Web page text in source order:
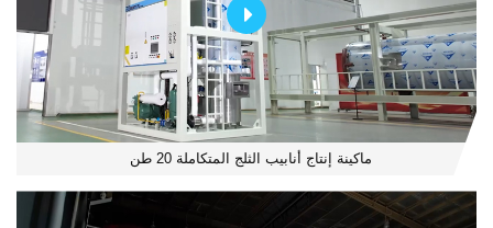
ماكينة إنتاج أنابيب الثلج المتكاملة 20 طن